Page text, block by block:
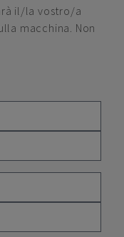
il/la vostro/a
macchina. Non